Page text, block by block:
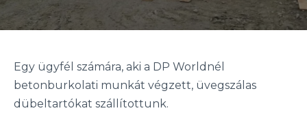
Egy ügyfél számára, aki a DP Worldnél
betonburkolati munkát végzett, üvegszálas
dübeltartókat szállítottunk.